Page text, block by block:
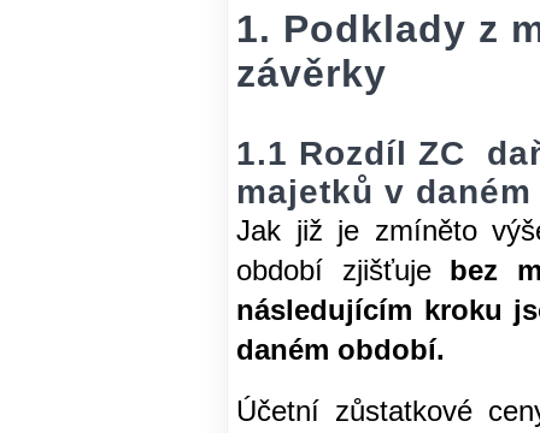
1. Podklady z
závěrky
1.1 Rozdíl ZC
majetků v
Jak již je zmíněto
období zjišťuje bez
následujícím kroku
daném období.
Účetní zůstatkové